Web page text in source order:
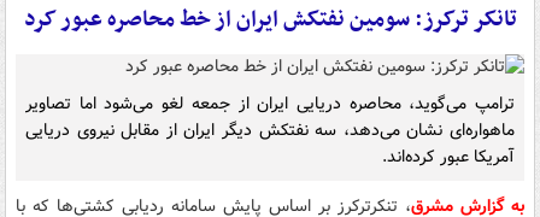
تانکر ترکرز: سومین نفتکش ایران از خط محاصره عبور کرد
ترامپ می‌گوید، محاصره دریایی ایران از جمعه لغو می‌شود اما تصاویر
ماهواره‌ای نشان می‌دهد، سه نفتکش دیگر ایران از مقابل نیروی دریایی
آمریکا عبور کرده‌اند.
به گزارش مشرق، تنکرترکرز بر اساس پایش سامانه ردیابی کشتی‌ها که با